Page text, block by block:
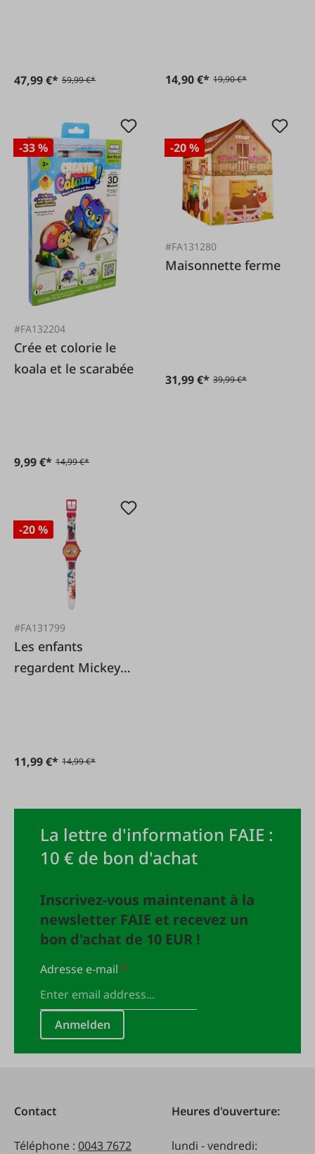
47,99 €* 59,99 €* 14,90 €* 19,90 €*
-33 %
#FA132204
Crée et colorie le
koala et le scarabée
9,99 €* 14,99 €*
-20 %
#FA131280
Maisonnette ferme
31,99 €* 39,99 €*
-20 %
#FA131799
Les enfants
regardent Mickey
11,99 €* 14,99 €*
La lettre d'information FAIE :
10 € de bon d'achat
Inscrivez-vous maintenant à la
newsletter FAIE et recevez un
bon d'achat de 10 EUR !
Adresse e-mail*
Anmelden
Contact
Téléphone : 0043 7672
Heures d'ouverture:
lundi - vendredi: